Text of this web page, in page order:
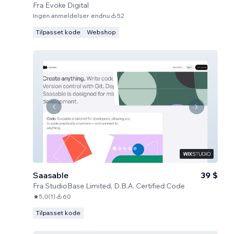
Fra Evoke Digital
Ingen anmeldelser endnu 52
Tilpasset kode Webshop
Saasable
Fra StudioBase Limited, D.B.A. Certified Code
39 $
5,0(1) 60
Tilpasset kode